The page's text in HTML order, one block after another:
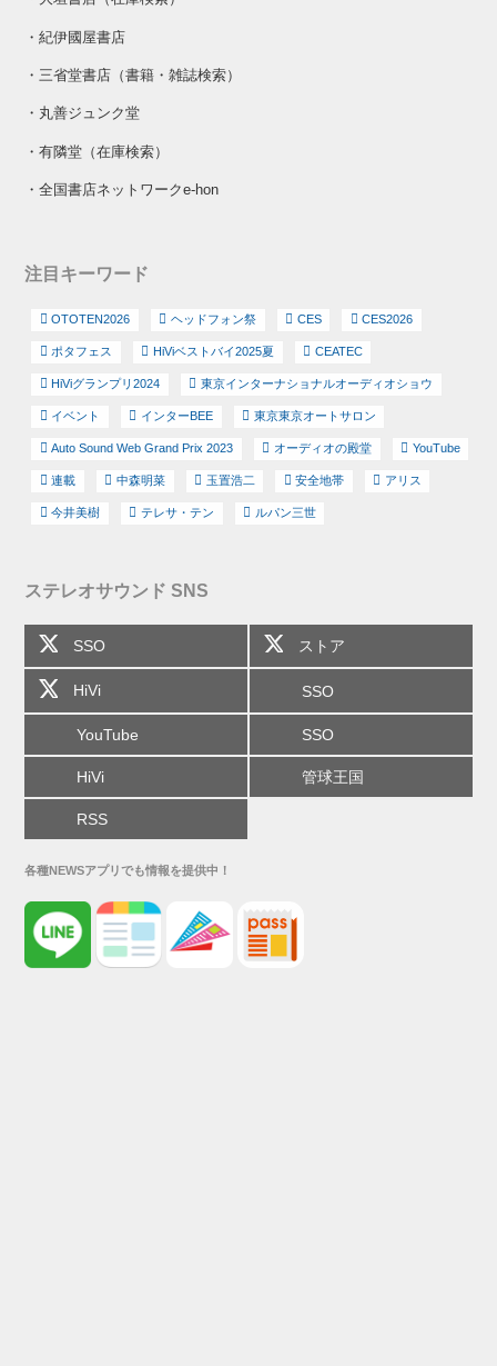
・紀伊國屋書店
・ 三省堂書店（書籍・雑誌検索）
・ 丸善ジュンク堂
・有隣堂（在庫検索）
・全国書店ネットワークe-hon
注目キーワード
OTOTEN2026 ヘッドフォン祭 CES CES2026
ポタフェス HiViベストバイ2025夏 CEATEC
HiViグランプリ2024 東京インターナショナルオーディオショウ
イベント インターBEE 東京東京オートサロン
Auto Sound Web Grand Prix 2023 オーディオの殿堂 YouTube
連載 中森明菜 玉置浩二 安全地帯 アリス
今井美樹 テレサ・テン ルパン三世
ステレオサウンド SNS
SSO ストア
HiVi SSO
YouTube SSO
HiVi 管球王国
RSS
各種NEWSアプリでも情報を提供中！